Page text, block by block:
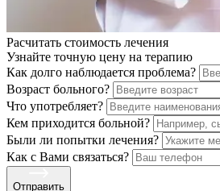
Расчитать стоимость лечения
Узнайте точную цену на терапию
Как долго наблюдается проблема?
Возраст больного?
Что употребляет?
Кем приходится больной?
Были ли попытки лечения?
Как с Вами связаться?
Отправить